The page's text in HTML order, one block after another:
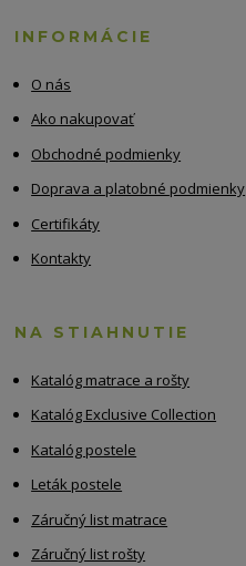
INFORMÁCIE
O nás
Ako nakupovať
Obchodné podmienky
Doprava a platobné podmienky
Certifikáty
Kontakty
NA STIAHNUTIE
Katalóg matrace a rošty
Katalóg Exclusive Collection
Katalóg postele
Leták postele
Záručný list matrace
Záručný list rošty